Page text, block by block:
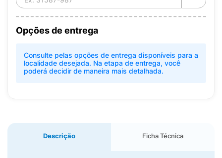
Opções de entrega
Consulte pelas opções de entrega disponíveis para a
localidade desejada. Na etapa de entrega, você
poderá decidir de maneira mais detalhada.
Descrição Ficha Técnica